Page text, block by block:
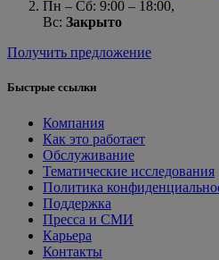
Пн – Сб: 9:00 – 18:00,
Вс: Закрыто
Получить предложение
Быстрые ссылки
Компания
Как это работает
Обслуживание
Тематические исследования
Политика
Поддержка
Пресса и СМИ
Карьера
Контакты